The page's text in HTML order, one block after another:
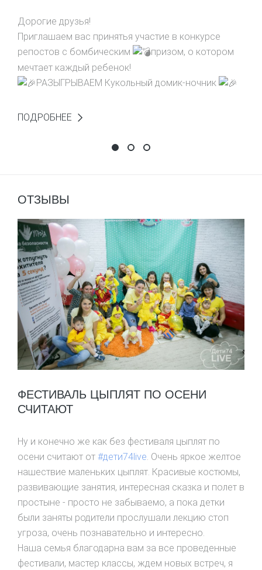
Дорогие друзья!
Приглашаем вас принятья участие в конкурсе
репостов с бомбическим
призом, о котором
мечтает каждый ребенок!
РАЗЫГРЫВАЕМ Кукольный домик-ночник
ПОДРОБНЕЕ
Выиграй домик-ночник!
Фотоконкурс "Живу как в
НАПИШИ ОТЗЫВ -
ОТЗЫВЫ
ФЕСТИВАЛЬ ЦЫПЛЯТ ПО ОСЕНИ
СЧИТАЮТ
Ну и конечно же как без фестиваля цыплят по
осени считают от #дети74live. Очень яркое желтое
нашествие маленьких цыплят. Красивые костюмы,
развивающие занятия, интересная сказка и полет в
простыне - просто не забываемо, а пока детки
были заняты родители прослушали лекцию стоп
угроза, очень познавательно и интересно.
Наша семья благодарна вам за все проведенные
фестивали, мастер классы, ждем новых встреч, я